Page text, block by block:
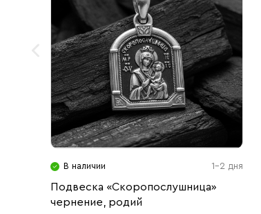
В наличии 1-2 дня
Подвеска «Скоропослушница»
чернение, родий